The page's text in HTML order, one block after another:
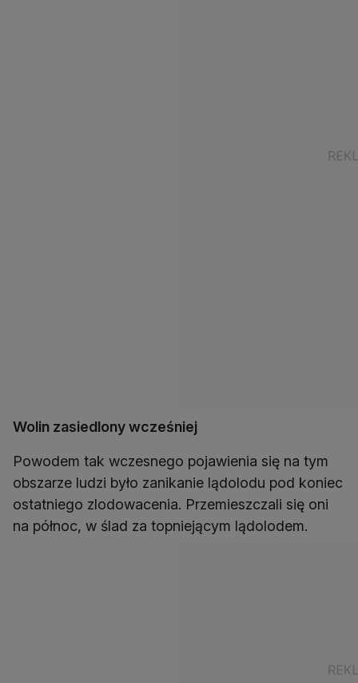
Wolin zasiedlony wcześniej
Powodem tak wczesnego pojawienia się na tym
obszarze ludzi było zanikanie lądolodu pod koniec
ostatniego zlodowacenia. Przemieszczali się oni
na północ, w ślad za topniejącym lądolodem.